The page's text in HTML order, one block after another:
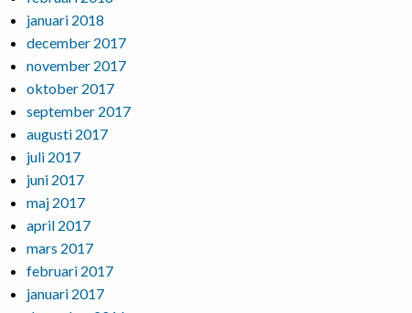
januari 2018
december 2017
november 2017
oktober 2017
september 2017
augusti 2017
juli 2017
juni 2017
maj 2017
april 2017
mars 2017
februari 2017
januari 2017